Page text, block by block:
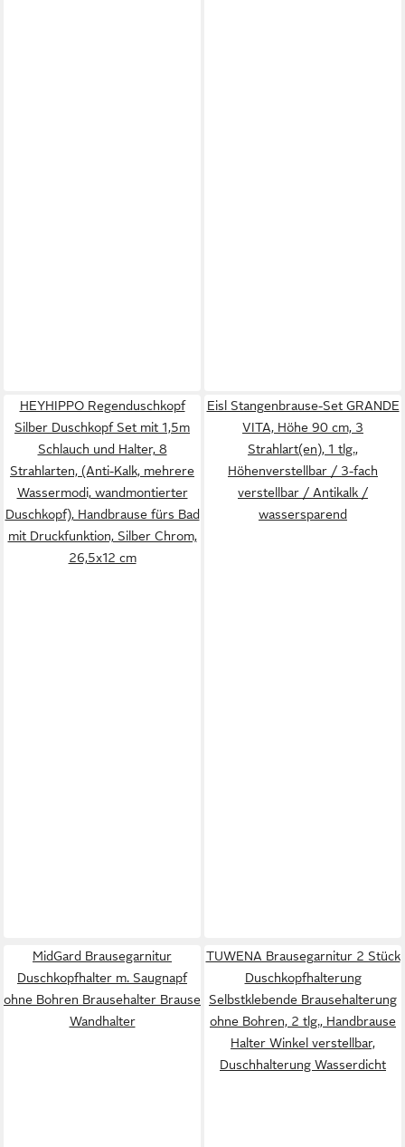
HEYHIPPO Regenduschkopf
Silber Duschkopf Set mit 1,5m
Schlauch und Halter, 8
Strahlarten, (Anti-Kalk, mehrere
Wassermodi, wandmontierter
Duschkopf), Handbrause fürs Bad
mit Druckfunktion, Silber Chrom,
26,5x12 cm
Eisl Stangenbrause-Set GRANDE
VITA, Höhe 90 cm, 3
Strahlart(en), 1 tlg.,
Höhenverstellbar / 3-fach
verstellbar / Antikalk /
wassersparend
MidGard Brausegarnitur
Duschkopfhalter m. Saugnapf
ohne Bohren Brausehalter Brause
Wandhalter
TUWENA Brausegarnitur 2 Stück
Duschkopfhalterung
Selbstklebende Brausehalterung
ohne Bohren, 2 tlg., Handbrause
Halter Winkel verstellbar,
Duschhalterung Wasserdicht